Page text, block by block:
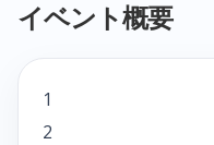
イベント概要
1
2